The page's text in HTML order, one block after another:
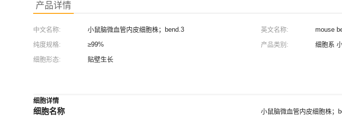
产品详情
中文名称: 小鼠脑微血管内皮细胞株；bend.3 英文名称:
mouse
纯度规格:
≥99% 产品类别:
细胞系
细胞形态:
贴壁生长
细胞详情
细胞名称 小鼠脑微血管内皮细胞株；